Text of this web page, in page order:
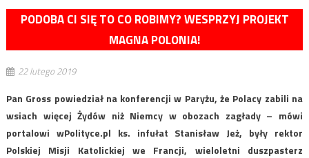
PODOBA CI SIĘ TO CO ROBIMY? WESPRZYJ PROJEKT
MAGNA POLONIA!
22 lutego 2019
Pan Gross powiedział na konferencji w Paryżu, że Polacy zabili na
wsiach więcej Żydów niż Niemcy w obozach zagłady – mówi
portalowi wPolityce.pl ks. infułat Stanisław Jeż, były rektor
Polskiej Misji Katolickiej we Francji, wieloletni duszpasterz